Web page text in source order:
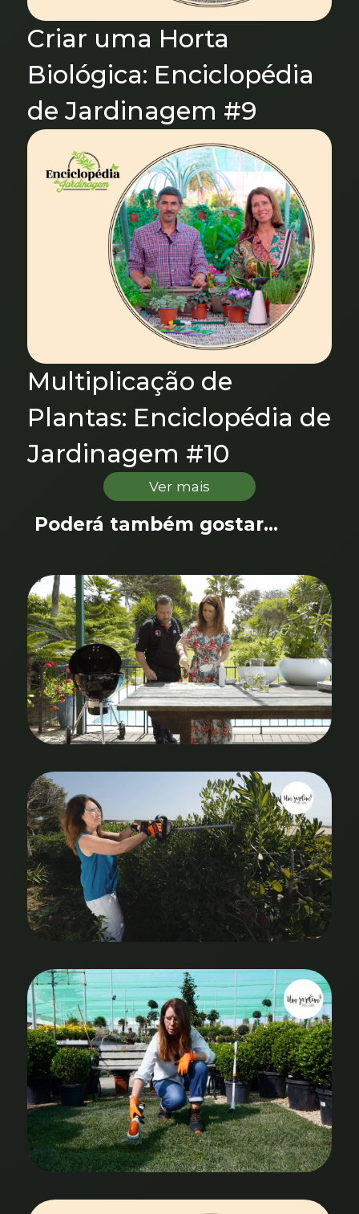
Criar uma Horta
Biológica: Enciclopédia
de Jardinagem #9
Multiplicação de
Plantas: Enciclopédia de
Jardinagem #10
Ver mais
Poderá também gostar...